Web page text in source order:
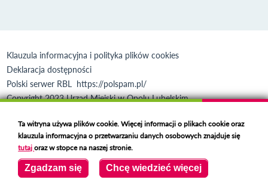
Klauzula informacyjna i polityka plików cookies
Deklaracja dostępności
Polski serwer RBL https://polspam.pl/
Copyright 2023 Urząd Miejski w Opolu Lubelskim
Ta witryna używa plików cookie. Więcej informacji o plikach cookie oraz
klauzula informacyjna o przetwarzaniu danych osobowych znajduje się
tutajoraz w stopce na naszej stronie.
Zgadzam się Chcę wiedzieć więcej